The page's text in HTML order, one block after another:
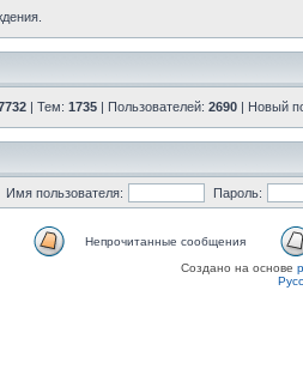
| Тем: 1735 | Пользователей: 2690 | Новый
Имя пользователя: Пароль:
Непрочитанные сообщения
Создано на основе